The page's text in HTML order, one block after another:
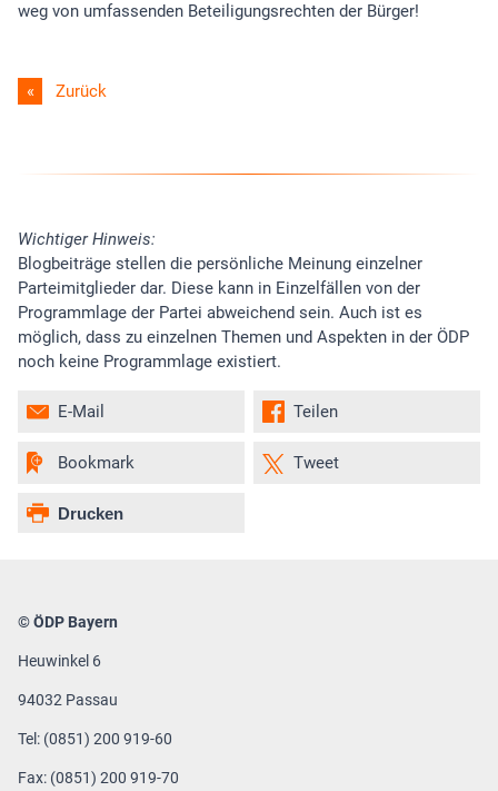
weg von umfassenden Beteiligungsrechten der Bürger!
Zurück
Wichtiger Hinweis:
Blogbeiträge stellen die persönliche Meinung einzelner
Parteimitglieder dar. Diese kann in Einzelfällen von der
Programmlage der Partei abweichend sein. Auch ist es
möglich, dass zu einzelnen Themen und Aspekten in der ÖDP
noch keine Programmlage existiert.
Teilen
Tweet
E-Mail
Bookmark
Drucken
© ÖDP Bayern
Heuwinkel 6
94032 Passau
Tel: (0851) 200 919-60
Fax: (0851) 200 919-70